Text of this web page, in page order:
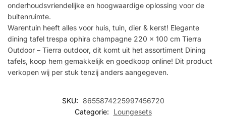
onderhoudsvriendelijke en hoogwaardige oplossing voor de
buitenruimte.
Warentuin heeft alles voor huis, tuin, dier & kerst! Elegante
dining tafel trespa ophira champagne 220 x 100 cm Tierra
Outdoor – Tierra outdoor, dit komt uit het assortiment Dining
tafels, koop hem gemakkelijk en goedkoop online! Dit product
verkopen wij per stuk tenzij anders aangegeven.
SKU:
8655874225997456720
Categorie:
Loungesets